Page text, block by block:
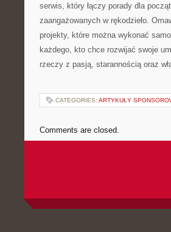
serwis, który łączy porady dla
zaangażowanych w rękodzieło.
projekty, które można wykonać
każdego, kto chce rozwijać swoje
rzeczy z pasją, starannością oraz
CATEGORIES: ARTYKUŁY
Comments are closed.